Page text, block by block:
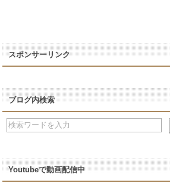
スポンサーリンク
ブログ内検索
Youtubeで動画配信中